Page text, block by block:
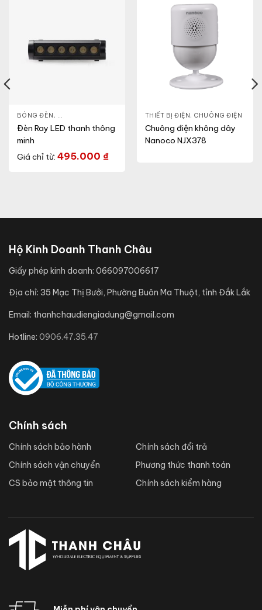
BÓNG ĐÈN , ĐÈN THÔNG MINH THIẾT BỊ ĐIỆN
Đèn Ray LED thanh thông
minh
Giá chỉ từ: 495.000 ₫
THIẾT BỊ ĐIỆN, CHUÔNG ĐIỆN
Chuông điện không dây
Nanoco NJX378
Hộ Kinh Doanh Thanh Châu
Giấy phép kinh doanh: 066097006617
Địa chỉ: 35 Mạc Thị Bưởi, Phường Buôn Ma Thuột, tỉnh Đắk Lắk
Email: thanhchaudiengiadung@gmail.com
Hotline: 0906.47.35.47
Chính sách
Chính sách bảo hành
Chính sách vận chuyển
CS bảo mật thông tin
Chính sách đổi trả
Phương thức thanh toán
Chính sách kiểm hàng